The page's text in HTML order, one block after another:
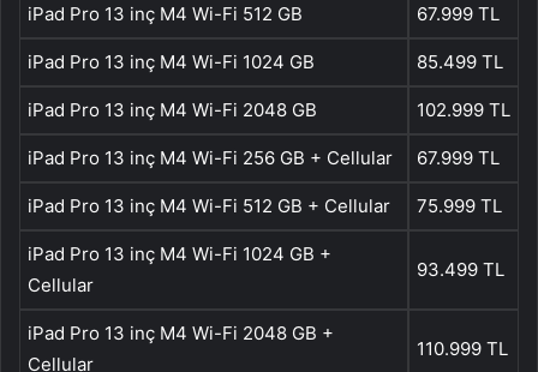
iPad Pro 13 inç M4 Wi-Fi 512 GB 67.999 TL
iPad Pro 13 inç M4 Wi-Fi 1024 GB 85.499 TL
iPad Pro 13 inç M4 Wi-Fi 2048 GB 102.999 TL
iPad Pro 13 inç M4 Wi-Fi 256 GB + Cellular 67.999 TL
iPad Pro 13 inç M4 Wi-Fi 512 GB + Cellular 75.999 TL
iPad Pro 13 inç M4 Wi-Fi 1024 GB +
Cellular
93.499 TL
iPad Pro 13 inç M4 Wi-Fi 2048 GB +
Cellular
110.999 TL